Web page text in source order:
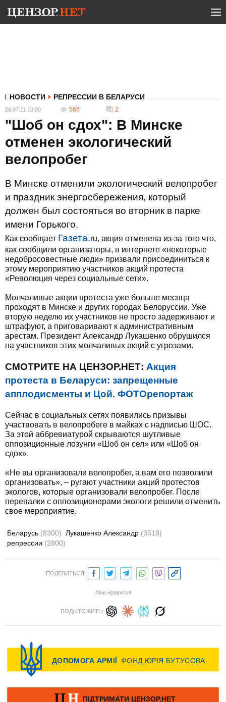
НОВОСТИ РЕПРЕССИИ В БЕЛАРУСИ
26.07.11 10:00 565 2
"Шоб он сдох": В Минске
отменен экологический
велопробег
В Минске отменили экологический велопробег
и праздник энергосбережения, который
должен был состояться во вторник в парке
имени Горького.
Как сообщает Газета.ru, акция отменена из-за того что,
как сообщили организаторы, в интернете «некоторые
недобросовестные люди» призвали присоединиться к
этому мероприятию участников акций протеста
«Революция через социальные сети».
Молчаливые акции протеста уже больше месяца
проходят в Минске и других городах Белоруссии. Уже
вторую неделю их участников не просто задерживают и
штрафуют, а приговаривают к административным
арестам. Президент Александр Лукашенко обрушился
на участников этих молчаливых акций с угрозами.
СМОТРИТЕ НА ЦЕНЗОР.НЕТ: Акция
протеста в Беларуси: запрещенные
апплодисменты и Цой. ФОТОрепортаж
Сейчас в социальных сетях появились призывы
участвовать в велопробеге в майках с надписью ШОС.
За этой аббревиатурой скрываются шутливые
оппозиционные лозунги «Шоб он сел» или «Шоб он
сдох».
«Не вы организовали велопробег, а вам его позволили
организовать», – ругают участники акций протестов
экологов, которые организовали велопробег. После
перепалки с оппозиционерами экологи решили отменить
свое мероприятие.
Беларусь (8300) Лукашенко Александр (3518)
репрессии (2800)
ПОДЕЛИТЬСЯ:
Мне нравится
ПОДЫТОЖИТЬ: